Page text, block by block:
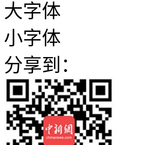
大字体
小字体
分享到：